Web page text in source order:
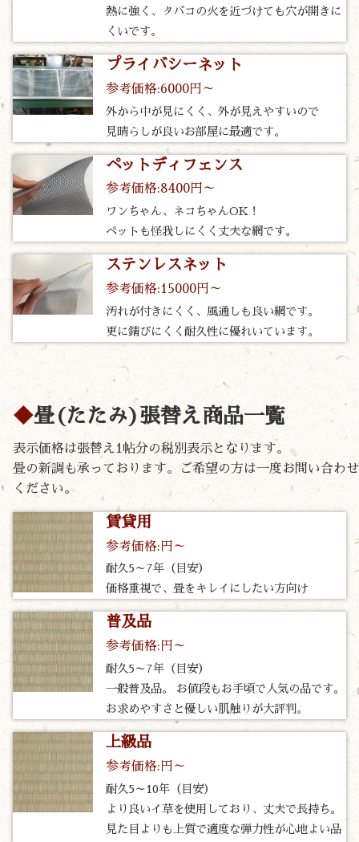
熱に強く、タバコの火を近づけても穴が開きに
くいです。
プライバシーネット
参考価格:6000円～
外から中が見にくく、外が見えやすいので
見晴らしが良いお部屋に最適です。
ペットディフェンス
参考価格:8400円～
ワンちゃん、ネコちゃんOK！
ペットも怪我しにくく丈夫な網です。
ステンレスネット
参考価格:15000円～
汚れが付きにくく、風通しも良い網です。
更に錆びにくく耐久性に優れいています。
畳(たたみ)張替え商品一覧
表示価格は張替え1帖分の税別表示となります。
畳の新調も承っております。ご希望の方は一度お問い合わせ
ください。
賃貸用
参考価格:円～
耐久5～7年（目安）
価格重視で、畳をキレイにしたい方向け
普及品
参考価格:円～
耐久5～7年（目安）
一般普及品。 お値段もお手頃で人気の品です。
お求めやすさと優しい肌触りが大評判。
上級品
参考価格:円～
耐久5～10年（目安）
より良いイ草を使用しており、丈夫で長持ち。
見た目よりも上質で適度な弾力性が心地よい品